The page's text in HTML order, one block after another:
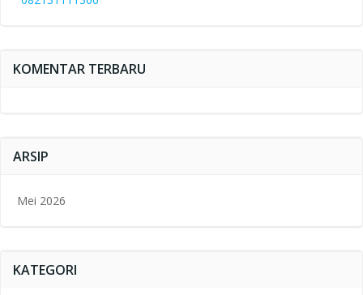
KOMENTAR TERBARU
ARSIP
Mei 2026
KATEGORI